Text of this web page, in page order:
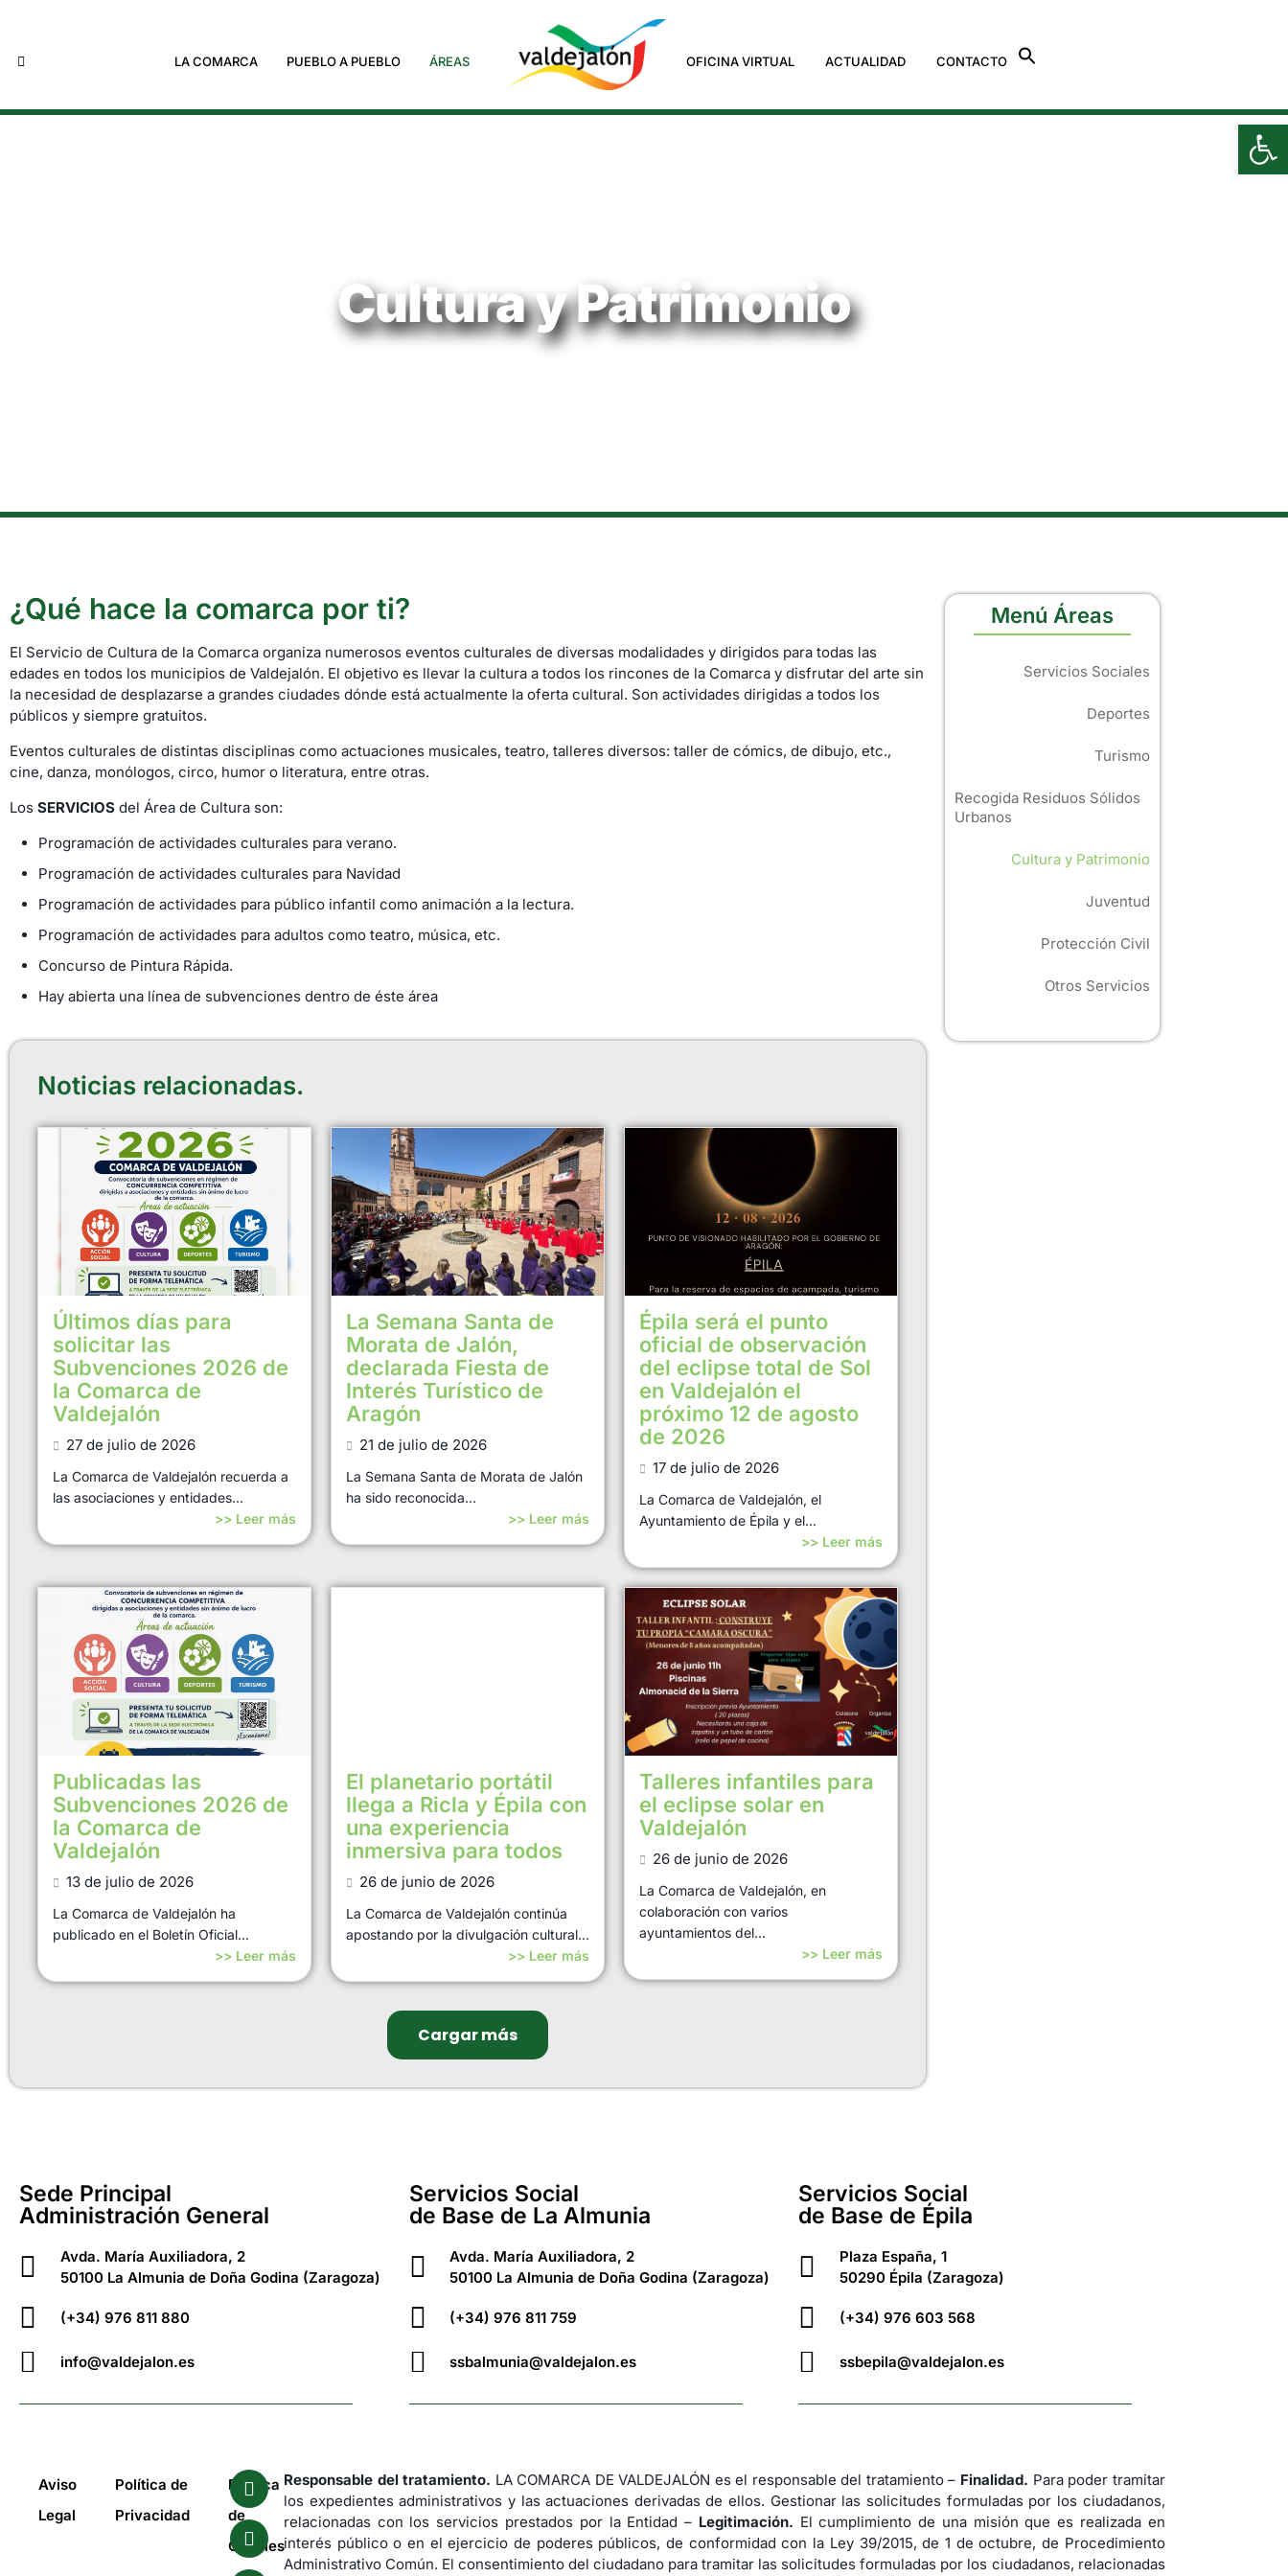
LA COMARCA PUEBLO A PUEBLO ÁREAS OFICINA VIRTUAL ACTUALIDAD CONTACTO
Cultura y Patrimonio
¿Qué hace la comarca por ti?
El Servicio de Cultura de la Comarca organiza numerosos eventos culturales de diversas modalidades y dirigidos para todas las
edades en todos los municipios de Valdejalón. El objetivo es llevar la cultura a todos los rincones de la Comarca y disfrutar del arte sin
la necesidad de desplazarse a grandes ciudades dónde está actualmente la oferta cultural. Son actividades dirigidas a todos los
públicos y siempre gratuitos.
Eventos culturales de distintas disciplinas como actuaciones musicales, teatro, talleres diversos: taller de cómics, de dibujo, etc.,
cine, danza, monólogos, circo, humor o literatura, entre otras.
Los SERVICIOS del Área de Cultura son:
Programación de actividades culturales para verano.
Programación de actividades culturales para Navidad
Programación de actividades para público infantil como animación a la lectura.
Programación de actividades para adultos como teatro, música, etc.
Concurso de Pintura Rápida.
Hay abierta una línea de subvenciones dentro de éste área
Noticias relacionadas.
Últimos días para
solicitar las
Subvenciones 2026 de
la Comarca de
Valdejalón
27 de julio de 2026
La Comarca de Valdejalón recuerda a
las asociaciones y entidades...
>> Leer más
La Semana Santa de
Morata de Jalón,
declarada Fiesta de
Interés Turístico de
Aragón
21 de julio de 2026
La Semana Santa de Morata de Jalón
ha sido reconocida...
>> Leer más
Épila será el punto
oficial de observación
del eclipse total de Sol
en Valdejalón el
próximo 12 de agosto
de 2026
17 de julio de 2026
La Comarca de Valdejalón, el
Ayuntamiento de Épila y el...
>> Leer más
Publicadas las
Subvenciones 2026 de
la Comarca de
Valdejalón
13 de julio de 2026
La Comarca de Valdejalón ha
publicado en el Boletín Oficial...
>> Leer más
El planetario portátil
llega a Ricla y Épila con
una experiencia
inmersiva para todos
26 de junio de 2026
La Comarca de Valdejalón continúa
apostando por la divulgación cultural...
>> Leer más
Talleres infantiles para
el eclipse solar en
Valdejalón
26 de junio de 2026
La Comarca de Valdejalón, en
colaboración con varios
ayuntamientos del...
>> Leer más
Cargar más
Menú Áreas
Servicios Sociales
Deportes
Turismo
Recogida Residuos Sólidos
Urbanos
Cultura y Patrimonio
Juventud
Protección Civil
Otros Servicios
Sede Principal
Administración General
Avda. María Auxiliadora, 2
50100 La Almunia de Doña Godina (Zaragoza)
(+34) 976 811 880
info@valdejalon.es
Servicios Social
de Base de La Almunia
Avda. María Auxiliadora, 2
50100 La Almunia de Doña Godina (Zaragoza)
(+34) 976 811 759
ssbalmunia@valdejalon.es
Servicios Social
de Base de Épila
Plaza España, 1
50290 Épila (Zaragoza)
(+34) 976 603 568
ssbepila@valdejalon.es
Aviso
Legal
Política de
Privacidad
Política
de
Cookies
Responsable del tratamiento. LA COMARCA DE VALDEJALÓN es el responsable del tratamiento – Finalidad. Para poder tramitar
los expedientes administrativos y las actuaciones derivadas de ellos. Gestionar las solicitudes formuladas por los ciudadanos,
relacionadas con los servicios prestados por la Entidad – Legitimación. El cumplimiento de una misión que es realizada en
interés público o en el ejercicio de poderes públicos, de conformidad con la Ley 39/2015, de 1 de octubre, de Procedimiento
Administrativo Común. El consentimiento del ciudadano para tramitar las solicitudes formuladas por los ciudadanos, relacionadas